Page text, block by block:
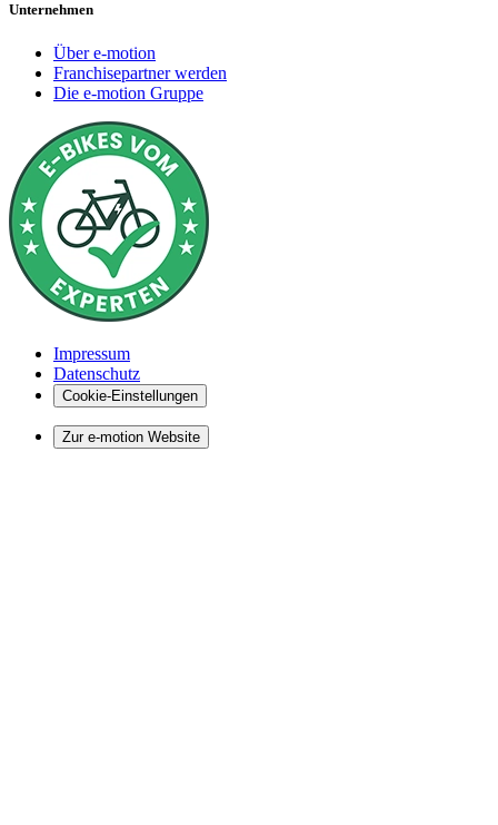
Unternehmen
Über e-motion
Franchisepartner werden
Die e-motion Gruppe
Impressum
Datenschutz
Cookie-Einstellungen
Zur e-motion Website